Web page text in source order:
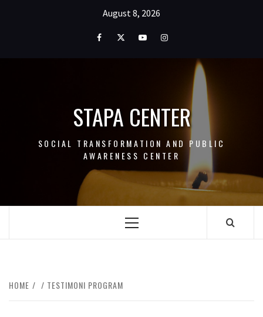
August 8, 2026
FacebookTwitterYoutubeInstagram
STAPA CENTER
SOCIAL TRANSFORMATION AND PUBLIC
AWARENESS CENTER
Primary
HOME TESTIMONI PROGRAM